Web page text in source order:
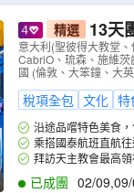
精選 13天
FE13NA）
意大利(聖彼得大教堂
CabriO、琉森、施維
國 (倫敦、大笨鐘、大
稅項全包 文化 特
沿途品嚐特色美食
湯，並安排6晚於酒店
乘搭國泰航班直航
拜訪天主教會最高
已成團 02/09,